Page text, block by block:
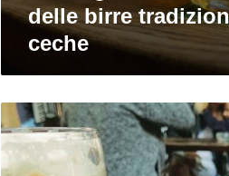
delle birre
ceche
Praga
Beer
Tour:
guida